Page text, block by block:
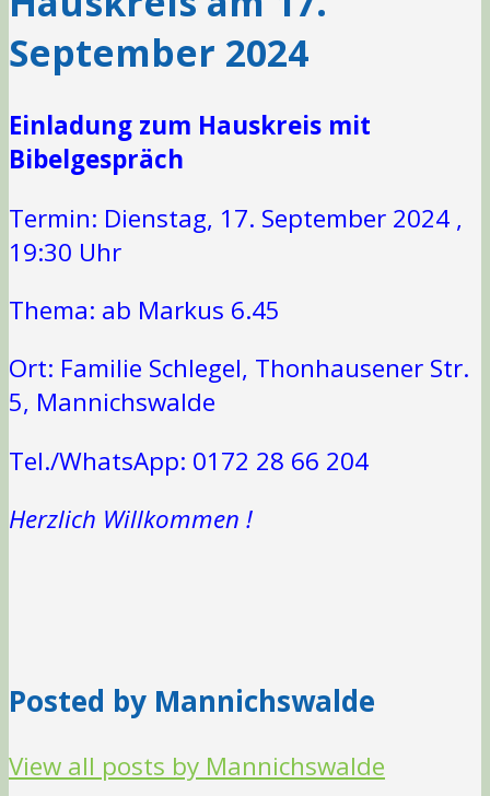
September 2024
Einladung zum Hauskreis mit
Bibelgespräch
Termin: Dienstag, 17. September 2024 ,
19:30 Uhr
Thema: ab Markus 6.45
Ort: Familie Schlegel, Thonhausener Str.
5, Mannichswalde
Tel./WhatsApp: 0172 28 66 204
Herzlich Willkommen !
Posted by Mannichswalde
View all posts by Mannichswalde